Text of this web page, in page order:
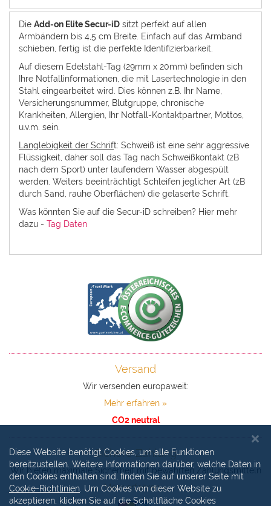
Die Add-on Elite Secur-iD sitzt perfekt auf allen
Armbändern bis 4,5 cm Breite. Einfach auf das Armband
schieben, fertig ist die perfekte Identifizierbarkeit.
Auf diesem Edelstahl-Tag (29mm x 20mm) befinden sich
Ihre Notfallinformationen, die mit Lasertechnologie in den
Stahl eingearbeitet wird. Dies können z.B. Ihr Name,
Versicherungsnummer, Blutgruppe, chronische
Krankheiten, Allergien, Ihr Notfall-Kontaktpartner, Mottos,
u.v.m. sein.
Langlebigkeit der Schrift: Schweiß ist eine sehr aggressive
Flüssigkeit, daher soll das Tag nach Schweißkontakt (zB
nach dem Sport) unter laufendem Wasser abgespült
werden. Weiters beeinträchtigt Schleifen jeglicher Art (zB
durch Sand, rauhe Oberflächen) die gelaserte Schrift.
Was könnten Sie auf die Secur-iD schreiben? Hier mehr
dazu - Tag Daten
Versand
Wir versenden europaweit:
Mehr erfahren »
CO2 neutral
Sichere Zahlung
Wir bieten maximale Sicherheit mit bewährten Zahlungsmitteln
Mehr erfahren »
Diese Website benötigt Cookies, um alle Funktionen
bereitzustellen. Weitere Informationen darüber, welche Daten in
den Cookies enthalten sind, finden Sie auf unserer Seite mit
Cookie-Richtlinien . Um Cookies von dieser Website zu
akzeptieren, klicken Sie auf die Schaltfläche Cookies